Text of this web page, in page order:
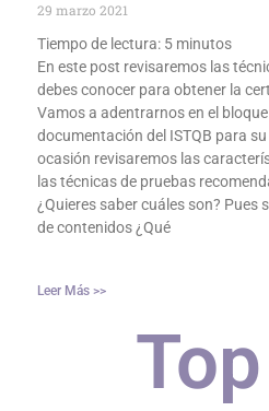
29 marzo 2021
Tiempo de lectura: 5 minutos
En este post revisaremos las
debes conocer para obtener la
Vamos a adentrarnos en el bloque
documentación del ISTQB para
ocasión revisaremos las
las técnicas de pruebas
¿Quieres saber cuáles son? Pues
de contenidos ¿Qué
Leer Más >>
Top